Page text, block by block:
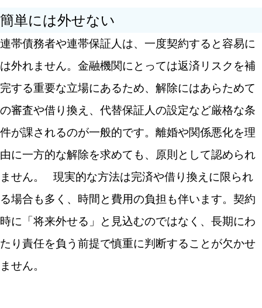
簡単には外せない
連帯債務者や連帯保証人は、一度契約すると容易に
は外れません。金融機関にとっては返済リスクを補
完する重要な立場にあるため、解除にはあらためて
の審査や借り換え、代替保証人の設定など厳格な条
件が課されるのが一般的です。離婚や関係悪化を理
由に一方的な解除を求めても、原則として認められ
ません。
現実的な方法は完済や借り換えに限られ
る場合も多く、時間と費用の負担も伴います。契約
時に「将来外せる」と見込むのではなく、長期にわ
たり責任を負う前提で慎重に判断することが欠かせ
ません。